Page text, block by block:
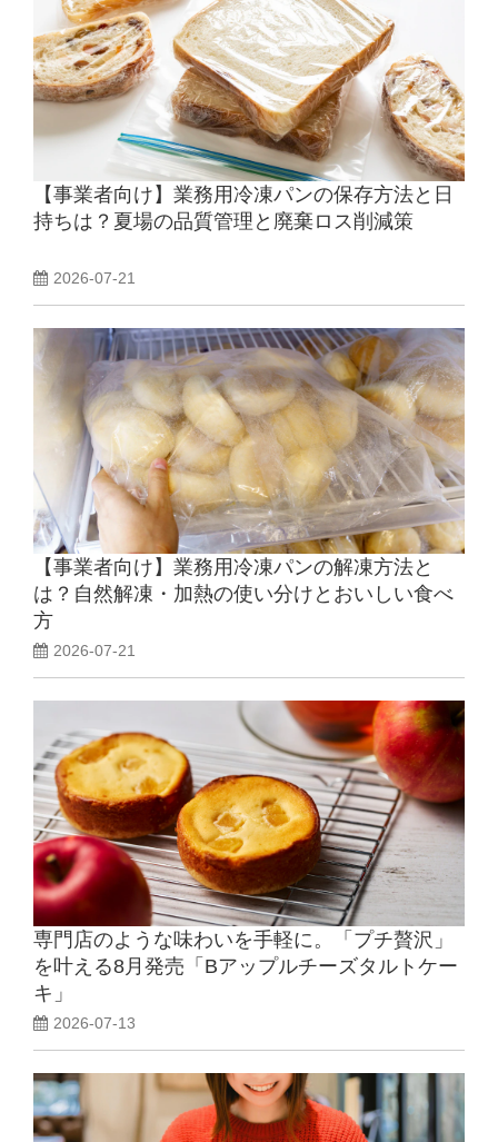
【事業者向け】業務用冷凍パンの保存方法と日
持ちは？夏場の品質管理と廃棄ロス削減策
2026-07-21
【事業者向け】業務用冷凍パンの解凍方法と
は？自然解凍・加熱の使い分けとおいしい食べ
方
2026-07-21
専門店のような味わいを手軽に。「プチ贅沢」
を叶える8月発売「Bアップルチーズタルトケー
キ」
2026-07-13